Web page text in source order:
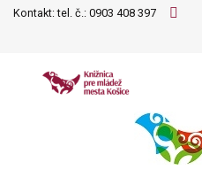
Kontakt: tel. č.: 0903 408 397